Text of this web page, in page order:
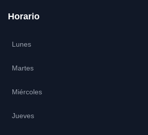
Horario
Lunes
Martes
Miércoles
Jueves